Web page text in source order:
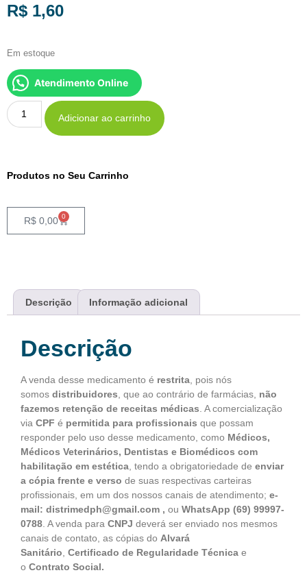
R$ 1,60
Em estoque
Atendimento Online
Adicionar ao carrinho
Produtos no Seu Carrinho
R$ 0,00 0
Descrição Informação adicional
Descrição
A venda desse medicamento é restrita , pois nós
somos distribuidores , que ao contrário de farmácias, não
fazemos retenção de receitas médicas . A comercialização
via CPF é permitida para profissionais que possam
responder pelo uso desse medicamento, como Médicos,
Médicos Veterinários, Dentistas e Biomédicos com
habilitação em estética , tendo a obrigatoriedade de enviar
a cópia frente e verso de suas respectivas carteiras
profissionais, em um dos nossos canais de atendimento; e-
mail: distrimedph@gmail.com , ou WhatsApp (69) 99997-
0788 . A venda para CNPJ deverá ser enviado nos mesmos
canais de contato, as cópias do Alvará
Sanitário Certificado de Regularidade Técnica e
o Contrato Social.